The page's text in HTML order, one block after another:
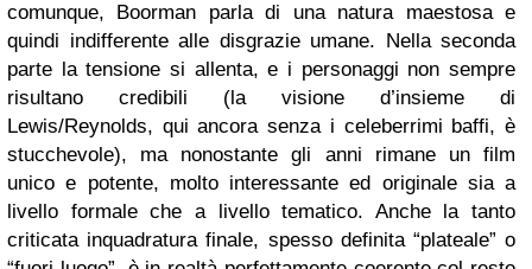
comunque, Boorman parla di una natura maestosa e
quindi indifferente alle disgrazie umane. Nella seconda
parte la tensione si allenta, e i personaggi non sempre
risultano credibili (la visione d’insieme di
Lewis/Reynolds, qui ancora senza i celeberrimi baffi, è
stucchevole), ma nonostante gli anni rimane un film
unico e potente, molto interessante ed originale sia a
livello formale che a livello tematico. Anche la tanto
criticata inquadratura finale, spesso definita “plateale” o